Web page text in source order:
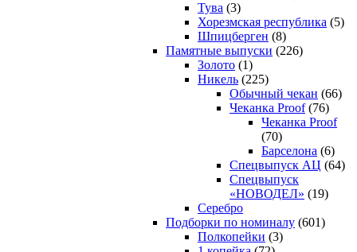
Тува (3)
Хорезмская республика (5)
Шпицберген (8)
Памятные выпуски (226)
Золото (1)
Никель (225)
Обычный чекан (66)
Чеканка Proof(76)
Чеканка Proof
(70)
Барселона (6)
Спецвыпуск АЦ (64)
Спецвыпуск
«НОВОДЕЛ» (19)
Серебро
Подборки по номиналу (601)
Полкопейки (3)